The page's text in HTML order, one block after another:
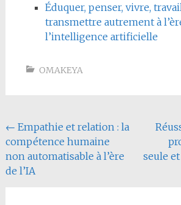
Éduquer, penser, vivre,
transmettre autrement à
l’intelligence artificielle
OMAKEYA
Navigation
de
l'article
← Empathie et relation : la
compétence humaine
non automatisable à l’ère
de l’IA
seule